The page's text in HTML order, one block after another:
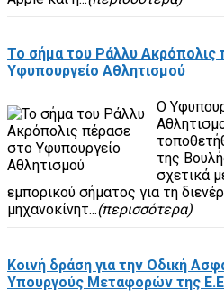
Το σήμα του Ράλλυ Ακρόπολις
Υφυπουργείο Αθλητισμού
Ο
της
σχετικά
εμπορικού σήματος για τη
μηχανοκίνητ...(περισσότερα)
Κοινή δράση για την Οδική
Υπουργούς Μεταφορών της